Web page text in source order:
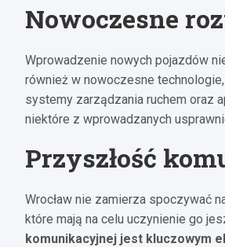
Nowoczesne
Wprowadzenie nowych pojazdów
również w nowoczesne
systemy zarządzania ruchem oraz
niektóre z wprowadzanych
Przyszłość
Wrocław nie zamierza spoczywać
które mają na celu uczynienie go
komunikacyjnej jest kluczowym